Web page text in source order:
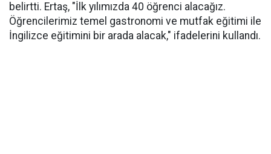
belirtti. Ertaş, "İlk yılımızda 40 öğrenci alacağız.
Öğrencilerimiz temel gastronomi ve mutfak eğitimi ile
İngilizce eğitimini bir arada alacak," ifadelerini kullandı.